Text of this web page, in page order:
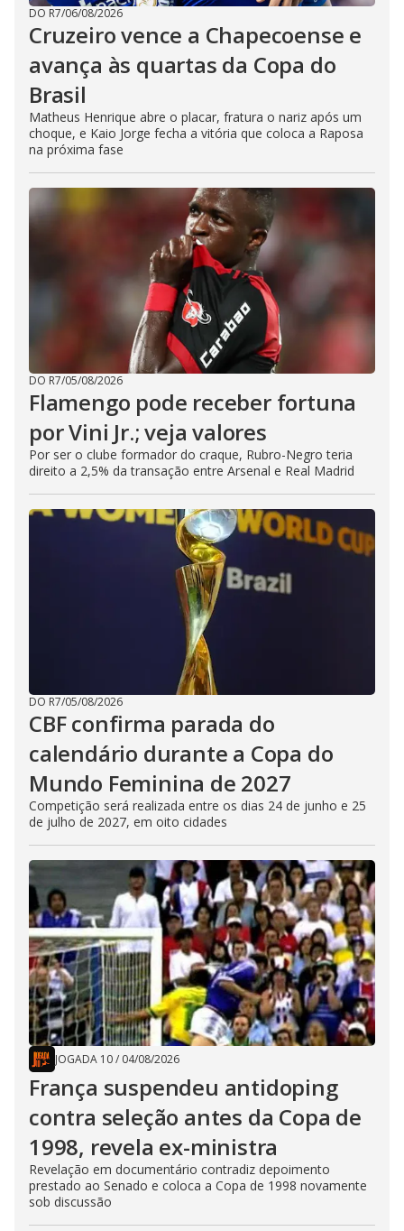
DO R7/06/08/2026
Cruzeiro vence a Chapecoense e
avança às quartas da Copa do
Brasil
Matheus Henrique abre o placar, fratura o nariz após um
choque, e Kaio Jorge fecha a vitória que coloca a Raposa
na próxima fase
DO R7/05/08/2026
Flamengo pode receber fortuna
por Vini Jr.; veja valores
Por ser o clube formador do craque, Rubro-Negro teria
direito a 2,5% da transação entre Arsenal e Real Madrid
DO R7/05/08/2026
CBF confirma parada do
calendário durante a Copa do
Mundo Feminina de 2027
Competição será realizada entre os dias 24 de junho e 25
de julho de 2027, em oito cidades
JOGADA 10/ 04/08/2026
França suspendeu antidoping
contra seleção antes da Copa de
1998, revela ex-ministra
Revelação em documentário contradiz depoimento
prestado ao Senado e coloca a Copa de 1998 novamente
sob discussão